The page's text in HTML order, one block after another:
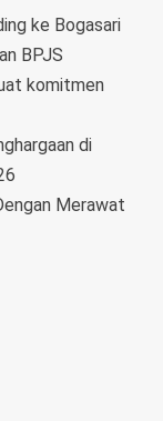
ke Bogasari
BPJS
komitmen
di
Merawat